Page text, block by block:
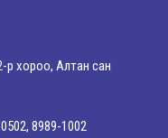
р хороо, Алтан сан
8989-1002